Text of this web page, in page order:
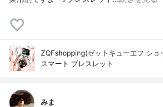
ZQFshopping(ゼットキューエフ ショ
スマート ブレスレット
みま